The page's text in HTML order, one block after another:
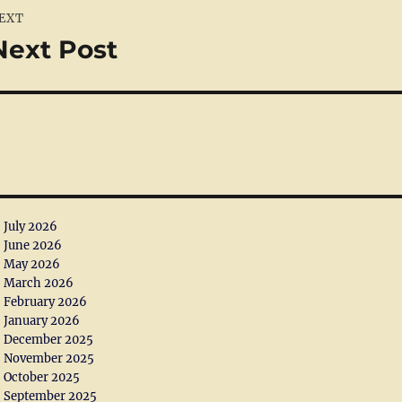
Post
July 2026
June 2026
May 2026
March 2026
February 2026
January 2026
December 2025
November 2025
October 2025
September 2025